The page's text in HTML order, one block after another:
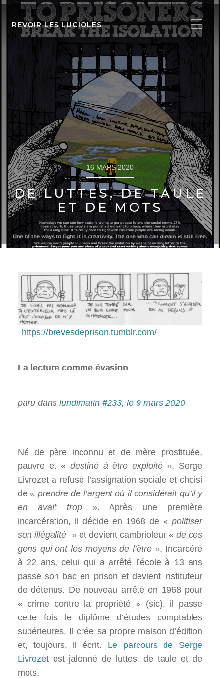
REVOIR LES LUCIOLES
16 MARS 2020
DE LUTTES, DE TAULE
ET DE MOTS
https://brevesdeprison.tumblr.com/
La lecture comme évasion
paru dans lundimatin #233, le 9 mars 2020
Né de père inconnu et de mère prostituée,
pauvre et « destiné à être exploité », Serge
Livrozet a refusé l’assignation sociale et choisi
de « prendre de l’argent où il considérait qu’il y
en avait trop». Après une première
incarcération, il décide en 1968 de « politiser
son illégalité » et devient cambrioleur « de ces
gens qui ont les moyens de l’être». Incarcéré
à 22 ans, celui qui a arrêté l’école à 13 ans
passe son bac en prison et devient instituteur
de détenus. De nouveau arrêté en 1968 pour
« crime contre la propriété » (sic), il passe
cette fois le diplôme d’études comptables
supérieures. Il crée sa propre maison d’édition
et, toujours, il écrit. Le parcours de Serge
Livrozet est jalonné de luttes, de taule et de
mots.